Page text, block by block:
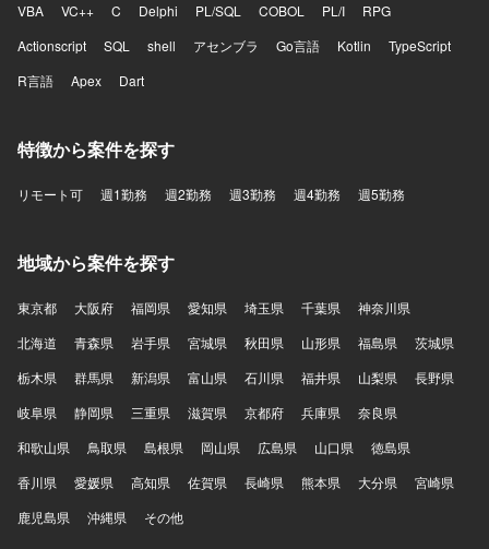
VBA
VC++ C Delphi PL/SQL COBOL PL/I
RPG
Actionscript
SQL shell アセンブラ Go言語 Kotlin
TypeScript
R言語
Apex Dart
特徴から案件を探す
リモート可 週1勤務 週2勤務 週3勤務 週4勤務 週5勤務
地域から案件を探す
東京都 大阪府 福岡県 愛知県 埼玉県 千葉県
神奈川県
北海道
青森県 岩手県 宮城県 秋田県 山形県 福島県
茨城県
栃木県
群馬県 新潟県 富山県 石川県 福井県 山梨県
長野県
岐阜県
静岡県 三重県 滋賀県 京都府 兵庫県
奈良県
和歌山県
鳥取県 島根県 岡山県 広島県 山口県
徳島県
香川県
愛媛県 高知県 佐賀県 長崎県 熊本県 大分県
宮崎県
鹿児島県
沖縄県 その他